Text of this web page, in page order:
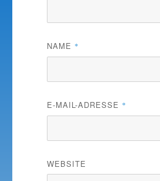
NAME *
E-MAIL-ADRESSE *
WEBSITE